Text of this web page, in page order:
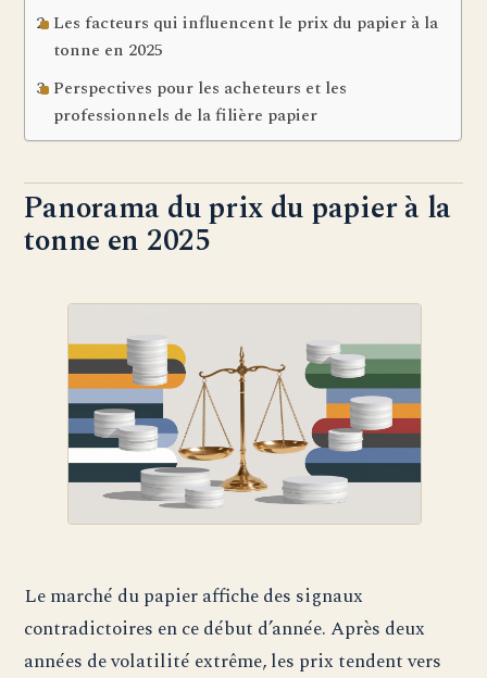
Les facteurs qui influencent le prix du papier à la
tonne en 2025
Perspectives pour les acheteurs et les
professionnels de la filière papier
Panorama du prix du papier à la
tonne en 2025
Le marché du papier affiche des signaux
contradictoires en ce début d’année. Après deux
années de volatilité extrême, les prix tendent vers